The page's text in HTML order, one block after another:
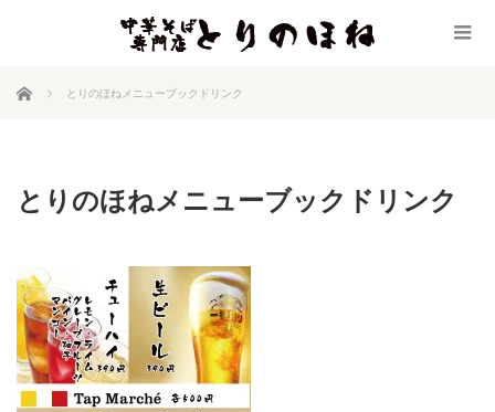
ホーム とりのほねメニューブックドリンク
とりのほねメニューブックドリンク